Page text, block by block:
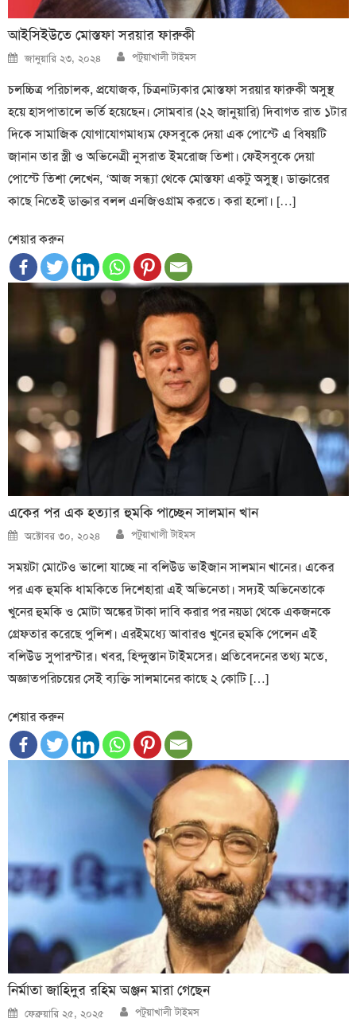
আইসিইউতে মোস্তফা সরয়ার ফারুকী
Posted
on
জানুয়ারি ২৩, ২০২৪ Author
পটুয়াখালী টাইমস
চলচ্চিত্র পরিচালক, প্রযোজক, চিত্রনাট্যকার মোস্তফা সরয়ার ফারুকী অসুস্থ
হয়ে হাসপাতালে ভর্তি হয়েছেন। সোমবার (২২ জানুয়ারি) দিবাগত রাত ১টার
দিকে সামাজিক যোগাযোগমাধ্যম ফেসবুকে দেয়া এক পোস্টে এ বিষয়টি
জানান তার স্ত্রী ও অভিনেত্রী নুসরাত ইমরোজ তিশা। ফেইসবুকে দেয়া
পোস্টে তিশা লেখেন, ‘আজ সন্ধ্যা থেকে মোস্তফা একটু অসুস্থ। ডাক্তারের
কাছে নিতেই ডাক্তার বলল এনজিওগ্রাম করতে। করা হলো। […]
শেয়ার করুন
একের পর এক হত্যার হুমকি পাচ্ছেন সালমান খান
Posted
on
অক্টোবর ৩০, ২০২৪ Author
পটুয়াখালী টাইমস
সময়টা মোটেও ভালো যাচ্ছে না বলিউড ভাইজান সালমান খানের। একের
পর এক হুমকি ধামকিতে দিশেহারা এই অভিনেতা। সদ্যই অভিনেতাকে
খুনের হুমকি ও মোটা অঙ্কের টাকা দাবি করার পর নয়ডা থেকে একজনকে
গ্রেফতার করেছে পুলিশ। এরইমধ্যে আবারও খুনের হুমকি পেলেন এই
বলিউড সুপারস্টার। খবর, হিন্দুস্তান টাইমসের। প্রতিবেদনের তথ্য মতে,
অজ্ঞাতপরিচয়ের সেই ব্যক্তি সালমানের কাছে ২ কোটি […]
শেয়ার করুন
নির্মাতা জাহিদুর রহিম অঞ্জন মারা গেছেন
Posted
on
ফেব্রুয়ারি ২৫, ২০২৫ Author
পটুয়াখালী টাইমস